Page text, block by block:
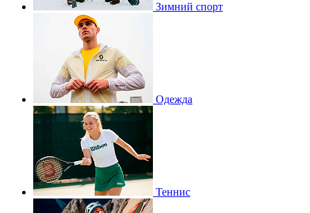
Зимний спорт
Одежда
Теннис